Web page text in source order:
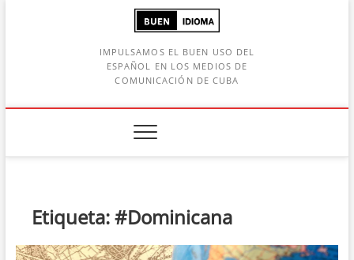
IMPULSAMOS EL BUEN USO DEL
ESPAÑOL EN LOS MEDIOS DE
COMUNICACIÓN DE CUBA
Etiqueta:#Dominicana